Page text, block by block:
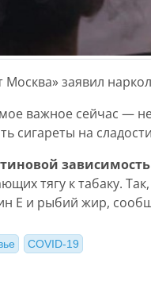
заявил
важное сейчас —
сигареты на
тягу к табаку.
Е и рыбий жир,
COVID-19